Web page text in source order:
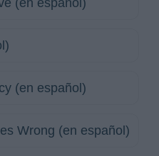
(en español)
(en español)
Wrong (en español)